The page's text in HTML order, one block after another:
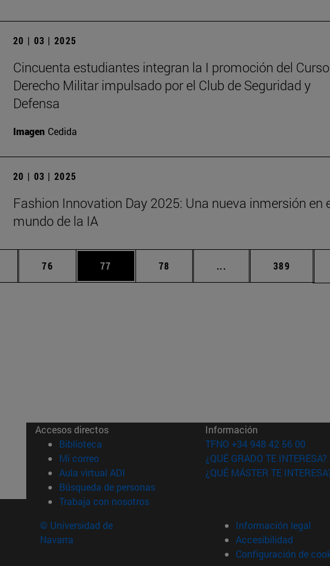
20 | 03 | 2025
Cincuenta estudiantes integran la I promoción del
Derecho Militar impulsado por el Club de Seguridad y
Defensa
Imagen Cedida
20 | 03 | 2025
Fashion Innovation Day 2025: Una nueva inmersión en
mundo de la IA
Páginas intermedias Use TAB para desplazarse.
Página
76 Página
77 Página
78 ... Páginas intermedias
Página
389
Accesos directos
Biblioteca (abre en nueva ventana)
Mi correo(abre en nueva ventana)
Aula virtual ADI (abre en nueva ventana)
Búsqueda de personas(abre en nueva ventana)
Trabaja con nosotros(abre en nueva ventana)
Información
TFNO +34 948 42 56 00
¿QUÉ GRADO TE INTERESA?
¿QUÉ MÁSTER TE
© Universidad de
Navarra
Información legal
Accesibilidad
Configuración de